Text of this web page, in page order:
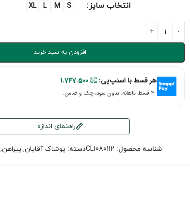
انتخاب سایز S
M
L
XL
افزودن به سبد خرید
هر قسط با اسنپ‌پی: 1.747.500
۴ قسط ماهانه. بدون سود، چک و ضامن.
راهنمای اندازه
شناسه محصول: CL1080112دسته: پوشاک آقایان, پیراهن,